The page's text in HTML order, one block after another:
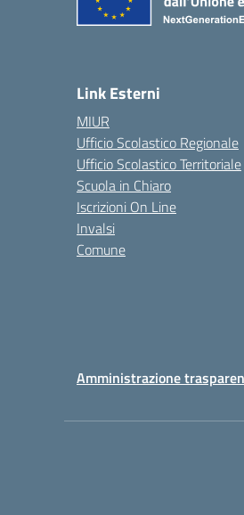
Link Esterni
MIUR
Ufficio Scolastico Regionale
Ufficio Scolastico Territoriale
Scuola in Chiaro
Iscrizioni On Line
Invalsi
Comune
Amministrazione